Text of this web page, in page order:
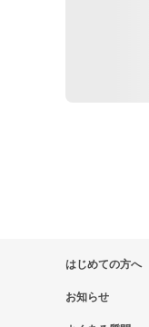
はじめての方へ
お知らせ